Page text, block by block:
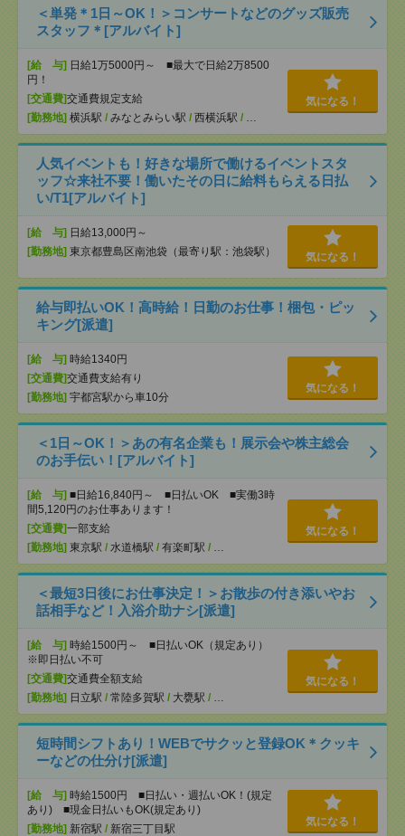
＜単発＊1日～OK！＞コンサートなどのグッズ販売
スタッフ＊[アルバイト]
[給 与] 日給1万5000円～ ■最大で日給2万8500
円！
[交通費]交通費規定支給
[勤務地] 横浜駅 / みなとみらい駅 / 西横浜駅 / …
気になる！
人気イベントも！好きな場所で働けるイベントスタ
ッフ☆来社不要！働いたその日に給料もらえる日払
い/T1[アルバイト]
[給 与] 日給13,000円～
[勤務地] 東京都豊島区南池袋（最寄り駅：池袋駅） 気になる！
給与即払いOK！高時給！日勤のお仕事！梱包・ピッ
キング[派遣]
[給 与] 時給1340円
[交通費]交通費支給有り
[勤務地] 宇都宮駅から車10分
気になる！
＜1日～OK！＞あの有名企業も！展示会や株主総会
のお手伝い！[アルバイト]
[給 与] ■日給16,840円～ ■日払いOK ■実働3時
間5,120円のお仕事あります！
[交通費]一部支給
[勤務地] 東京駅 / 水道橋駅 / 有楽町駅 / …
気になる！
＜最短3日後にお仕事決定！＞お散歩の付き添いやお
話相手など！入浴介助ナシ[派遣]
[給 与] 時給1500円～ ■日払いOK（規定あり）
※即日払い不可
[交通費]交通費全額支給
[勤務地] 日立駅 / 常陸多賀駅 / 大甕駅 / …
気になる！
短時間シフトあり！WEBでサクッと登録OK＊クッキ
ーなどの仕分け[派遣]
[給 与] 時給1500円 ■日払い・週払いOK！(規定
あり) ■現金日払いもOK(規定あり)
[勤務地] 新宿駅 / 新宿三丁目駅
気になる！